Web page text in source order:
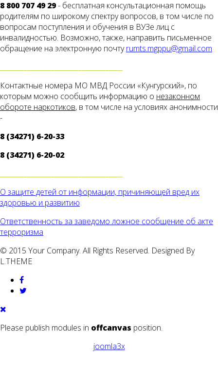
8 800 707 49 29- бесплатная консультационная помощь
родителям по широкому спектру вопросов, в том числе по
вопросам поступления и обучения в ВУЗе лиц с
инвалидностью. Возможно, также, направить письменное
обращение на электронную почтуrumts.mgppu@gmail.com
Контактные номера МО МВД России «Кунгурский», по
которым можно сообщить информацию о незаконном
обороте наркотиков, в том числе на условиях анонимности
-
8 (34271) 6-20-33
8 (34271) 6-20-02
О защите детей от информации, причиняющей вред их
здоровью и развитию
Ответственность за заведомо ложное сообщение об акте
терроризма
© 2015 Your Company. All Rights Reserved. Designed By
L.THEME
Please publish modules in offcanvas position.
joomla3x